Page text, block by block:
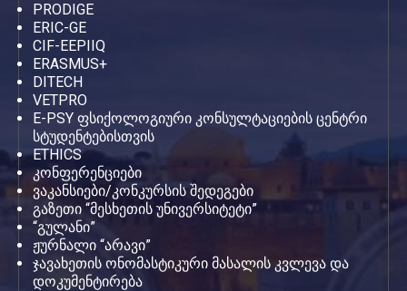
PRODIGE
ERIC-GE
CIF-EEPIIQ
ERASMUS+
DITECH
VETPRO
E-PSY ფსიქოლოგიური კონსულტაციების ცენტრი
სტუდენტებისთვის
ETHICS
კონფერენციები
ვაკანსიები/კონკურსის შედეგები
გაზეთი “მესხეთის უნივერსიტეტი”
“გულანი”
ჟურნალი “არავი”
ჯავახეთის ონომასტიკური მასალის კვლევა და
დოკუმენტირება